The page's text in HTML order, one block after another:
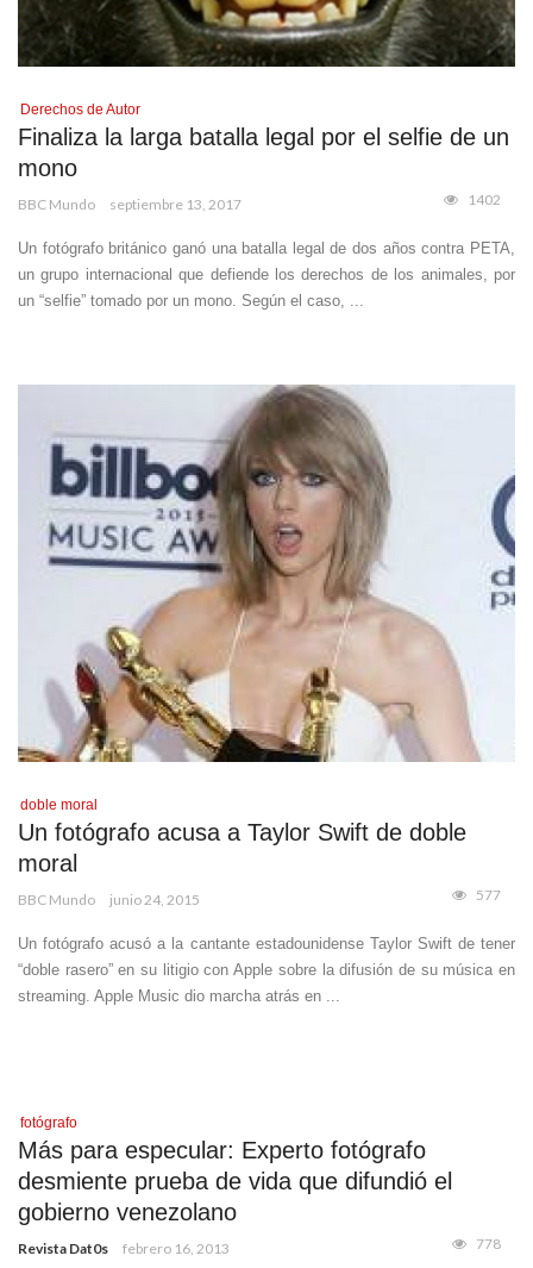
Derechos de Autor
Finaliza la larga batalla legal por el selfie de un
mono
BBC Mundo septiembre 13, 2017 1402
Un fotógrafo británico ganó una batalla legal de dos años contra PETA,
un grupo internacional que defiende los derechos de los animales, por
un “selfie” tomado por un mono. Según el caso, ...
doble moral
Un fotógrafo acusa a Taylor Swift de doble
moral
BBC Mundo junio 24, 2015 577
Un fotógrafo acusó a la cantante estadounidense Taylor Swift de tener
“doble rasero” en su litigio con Apple sobre la difusión de su música en
streaming. Apple Music dio marcha atrás en ...
fotógrafo
Más para especular: Experto fotógrafo
desmiente prueba de vida que difundió el
gobierno venezolano
Revista Dat0s febrero 16, 2013 778